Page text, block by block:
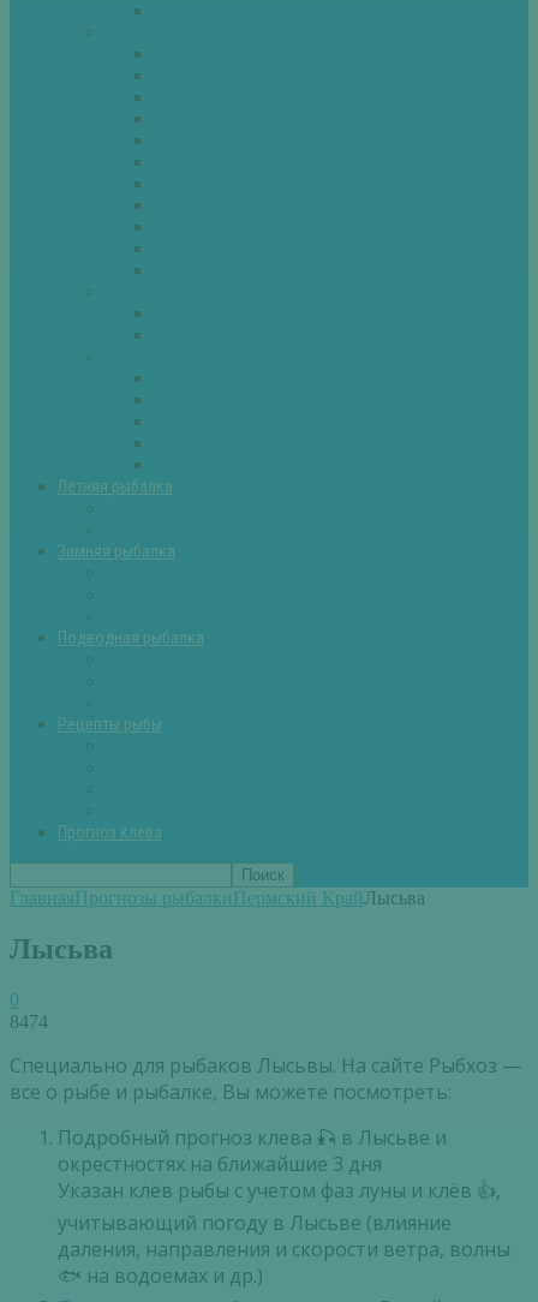
Летняя рыбалка
Зимняя рыбалка
Подводная рыбалка
Рецепты рыбы
Прогноз клева
ГлавнаяПрогнозы рыбалкиПермский КрайЛысьва
Лысьва
0
8474
Специально для рыбаков Лысьвы. На сайте Рыбхоз —
все о рыбе и рыбалке, Вы можете посмотреть:
Подробный прогноз клева 🎣 в Лысьве и
окрестностях на ближайшие 3 дня
Указан клёв рыбы с учетом фаз луны и клёв 👍,
учитывающий погоду в Лысьве (влияние
даления, направления и скорости ветра, волны
🐟 на водоемах и др.)